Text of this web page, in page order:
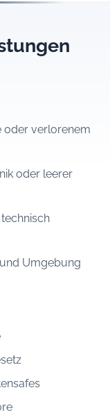
oder verlorenem
oder leerer
Umgebung